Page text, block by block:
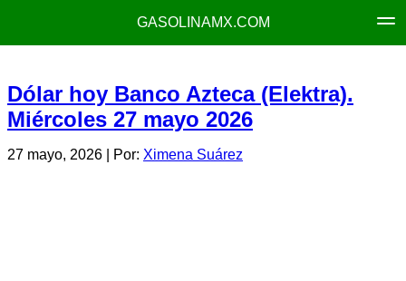
GASOLINAMX.COM
Dólar hoy Banco Azteca (Elektra).
Miércoles 27 mayo 2026
27 mayo, 2026 | Por: Ximena Suárez